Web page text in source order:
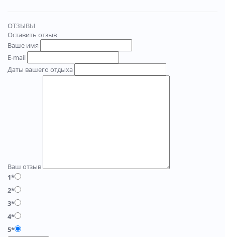
ОТЗЫВЫ
Оставить отзыв
Ваше имя
E-mail
Даты вашего отдыха
Ваш отзыв
1*
2*
3*
4*
5*